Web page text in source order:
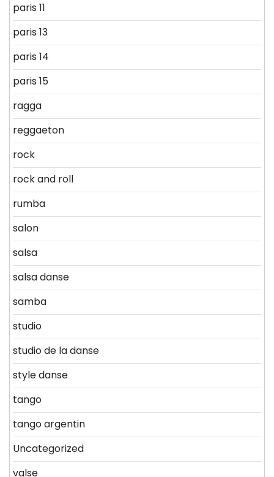
paris 11
paris 13
paris 14
paris 15
ragga
reggaeton
rock
rock and roll
rumba
salon
salsa
salsa danse
samba
studio
studio de la danse
style danse
tango
tango argentin
Uncategorized
valse